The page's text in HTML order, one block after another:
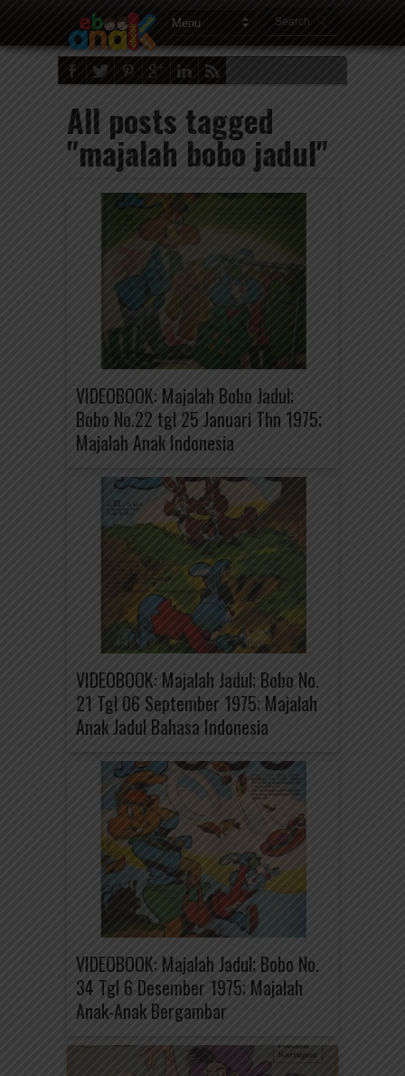
All posts tagged
"majalah bobo jadul"
VIDEOBOOK: Majalah Bobo Jadul;
Bobo No.22 tgl 25 Januari Thn 1975;
Majalah Anak Indonesia
VIDEOBOOK: Majalah Jadul; Bobo No.
21 Tgl 06 September 1975; Majalah
Anak Jadul Bahasa Indonesia
VIDEOBOOK: Majalah Jadul; Bobo No.
34 Tgl 6 Desember 1975; Majalah
Anak-Anak Bergambar